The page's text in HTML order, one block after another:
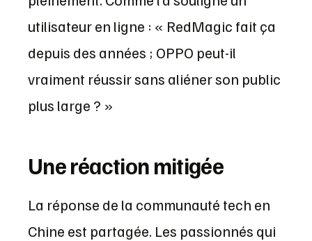
utilisateur en ligne : « RedMagic fait ça
depuis des années ; OPPO peut-il
vraiment réussir sans aliéner son public
plus large ? »
Une réaction mitigée
La réponse de la communauté tech en
Chine est partagée. Les passionnés qui